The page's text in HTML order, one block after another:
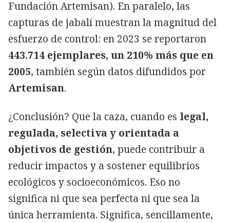
Fundación Artemisan). En paralelo, las
capturas de jabalí muestran la magnitud del
esfuerzo de control: en 2023 se reportaron
443.714 ejemplares, un 210% más que en
2005, también según datos difundidos por
Artemisan.
¿Conclusión? Que la caza, cuando es legal,
regulada, selectiva y orientada a
objetivos de gestión, puede contribuir a
reducir impactos y a sostener equilibrios
ecológicos y socioeconómicos. Eso no
significa ni que sea perfecta ni que sea la
única herramienta. Significa, sencillamente,